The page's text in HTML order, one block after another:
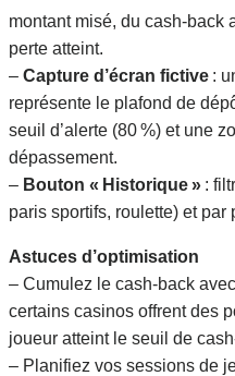
montant misé, du
perte atteint.
– Capture d’écran fictive :
représente le plafond de
seuil d’alerte (80 %) et une
dépassement.
– Bouton « Historique » :
paris sportifs, roulette) et par
Astuces d’optimisation
– Cumulez le cash‑back
certains casinos offrent des
joueur atteint le seuil de
– Planifiez vos sessions de